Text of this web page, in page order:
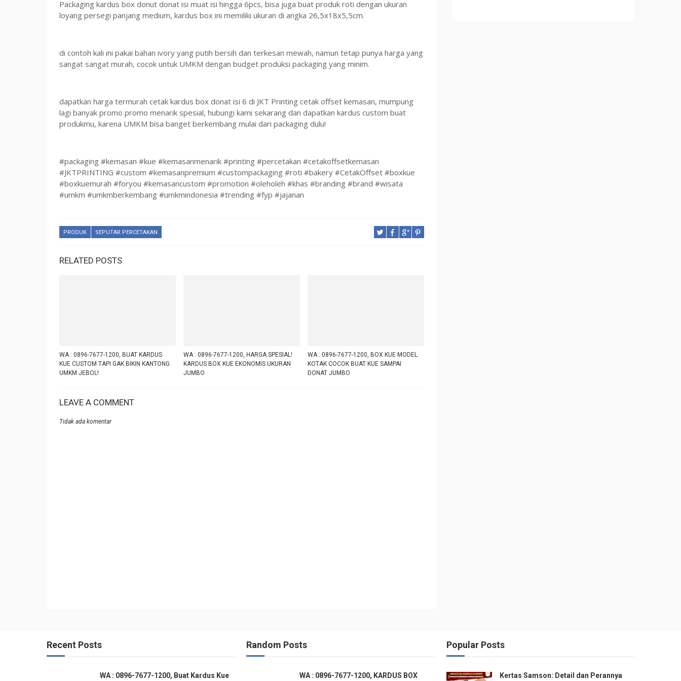
Packaging kardus box donut donat isi muat isi hingga 6pcs, bisa juga buat produk roti dengan ukuran
loyang persegi panjang medium, kardus box ini memiliki ukuran di angka 26,5x18x5,5cm.
di contoh kali ini pakai bahan ivory yang putih bersih dan terkesan mewah, namun tetap punya harga yang
sangat sangat murah, cocok untuk UMKM dengan budget produksi packaging yang minim.
dapatkan harga termurah cetak kardus box donat isi 6 di JKT Printing cetak offset kemasan, mumpung
lagi banyak promo promo menarik spesial, hubungi kami sekarang dan dapatkan kardus custom buat
produkmu, karena UMKM bisa banget berkembang mulai dari packaging dulu!
#packaging #kemasan #kue #kemasanmenarik #printing #percetakan #cetakoffsetkemasan
#JKTPRINTING #custom #kemasanpremium #custompackaging #roti #bakery #CetakOffset #boxkue
#boxkuemurah #foryou #kemasancustom #promotion #oleholeh #khas #branding #brand #wisata
#umkm #umkmberkembang #umkmindonesia #trending #fyp #jajanan
PRODUK SEPUTAR PERCETAKAN
RELATED POSTS
WA : 0896-7677-1200, BUAT KARDUS
KUE CUSTOM TAPI GAK BIKIN KANTONG
UMKM JEBOL!
WA : 0896-7677-1200, HARGA SPESIAL!
KARDUS BOX KUE EKONOMIS UKURAN
JUMBO
WA : 0896-7677-1200, BOX KUE MODEL
KOTAK COCOK BUAT KUE SAMPAI
DONAT JUMBO
LEAVE A COMMENT
Tidak ada komentar
Recent Posts
WA : 0896-7677-1200, Buat Kardus Kue
Random Posts
WA : 0896-7677-1200, KARDUS BOX
Popular Posts
Kertas Samson: Detail dan Perannya